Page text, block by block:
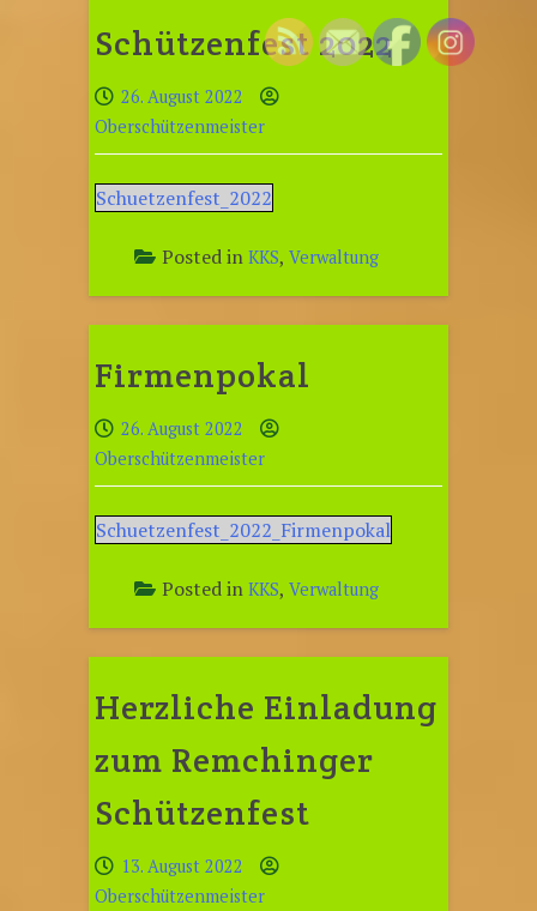
Schützenfest 2022
26. August 2022
Oberschützenmeister
Schuetzenfest_2022
Posted in KKS, Verwaltung
Firmenpokal
26. August 2022
Oberschützenmeister
Schuetzenfest_2022_Firmenpokal
Posted in KKS, Verwaltung
Herzliche Einladung
zum Remchinger
Schützenfest
13. August 2022
Oberschützenmeister